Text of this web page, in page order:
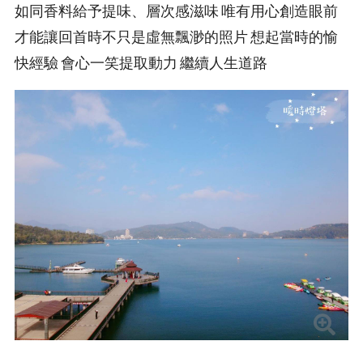
如同香料給予提味、層次感滋味 唯有用心創造眼前
才能讓回首時不只是虛無飄渺的照片 想起當時的愉
快經驗 會心一笑提取動力 繼續人生道路